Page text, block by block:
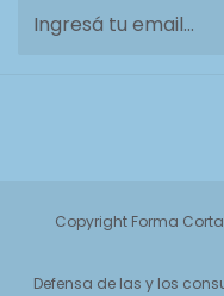
Copyright Forma
Defensa de las y los